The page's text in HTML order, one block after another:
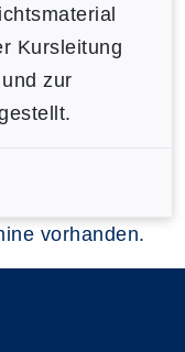
Kursleitung
zur
vorhanden.